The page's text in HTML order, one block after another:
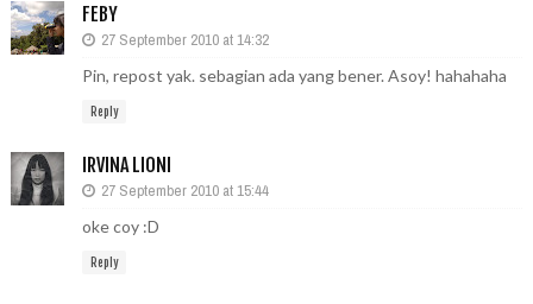
FEBY
27 September 2010 at 14:32
Pin, repost yak. sebagian ada yang bener. Asoy! hahahaha
Reply
IRVINA LIONI
27 September 2010 at 15:44
oke coy :D
Reply